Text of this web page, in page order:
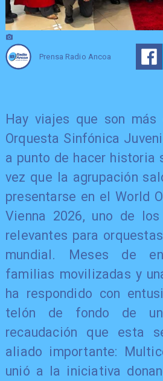
Prensa Radio Ancoa
Hay viajes que son
Orquesta Sinfónica
a punto de hacer historia
vez que la agrupación
presentarse en el World
Vienna 2026, uno de
relevantes para
mundial. Meses de
familias movilizadas y
ha respondido con
telón de fondo de
recaudación que esta
aliado importante:
unió a la iniciativa